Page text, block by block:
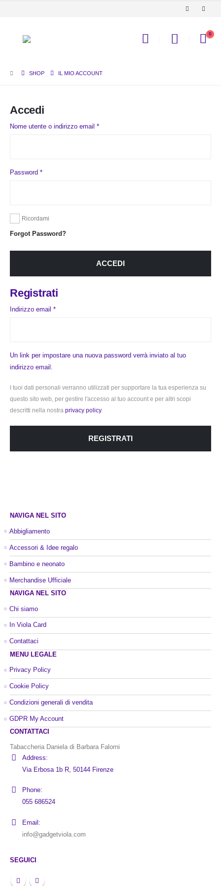
0
SHOP IL MIO ACCOUNT
Accedi
Nome utente o indirizzo email *Richiesto
Password *Richiesto
Ricordami
Forgot Password?
ACCEDI
Registrati
Indirizzo email *Richiesto
Un link per impostare una nuova password verrà inviato al tuo
indirizzo email.
I tuoi dati personali verranno utilizzati per supportare la tua esperienza su
questo sito web, per gestire l'accesso al tuo account e per altri scopi
descritti nella nostra privacy policy.
REGISTRATI
NAVIGA NEL SITO
Abbigliamento
Accessori & Idee regalo
Bambino e neonato
Merchandise Ufficiale
NAVIGA NEL SITO
Chi siamo
In Viola Card
Contattaci
MENU LEGALE
Privacy Policy
Cookie Policy
Condizioni generali di vendita
GDPR My Account
CONTATTACI
Tabaccheria Daniela di Barbara Falorni
Address:
Via Erbosa 1b R, 50144 Firenze
Phone:
055 686524
Email:
info@gadgetviola.com
SEGUICI